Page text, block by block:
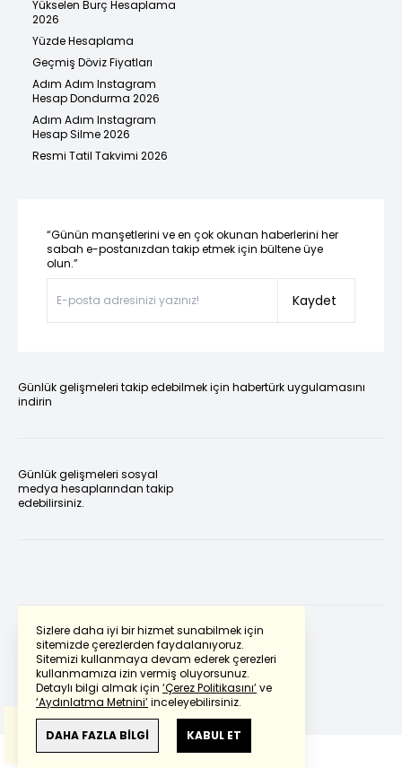
Sizlere daha iyi bir hizmet sunabilmek için
sitemizde çerezlerden faydalanıyoruz.
Sitemizi kullanmaya devam ederek çerezleri
kullanmamıza izin vermiş oluyorsunuz.
Detaylı bilgi almak için ‘Çerez Politikasını’ve
‘Aydınlatma Metnini’inceleyebilirsiniz.
DAHA FAZLA BİLGİ KABUL ET
Yükselen Burç Hesaplama
2026
Yüzde Hesaplama
Geçmiş Döviz Fiyatları
Adım Adım Instagram
Hesap Dondurma 2026
Adım Adım Instagram
Hesap Silme 2026
Resmi Tatil Takvimi 2026
“Günün manşetlerini ve en çok okunan haberlerini her
sabah e-postanızdan takip etmek için bültene üye
olun.”
Kaydet
Günlük gelişmeleri takip edebilmek için habertürk uygulamasını
indirin
Günlük gelişmeleri sosyal
medya hesaplarından takip
edebilirsiniz.
Powered by Translate
Bu çevirideGoogle Transletekullanılmıştır.
Anlam ve çeviri hatalarından
haberturk.com
sorumlu değildir.